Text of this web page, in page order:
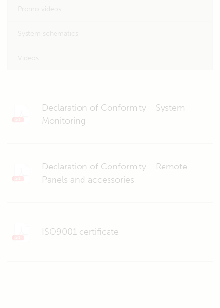
Declaration of Conformity - System
Monitoring
Declaration of Conformity - Remote
Panels and accessories
ISO9001 certificate